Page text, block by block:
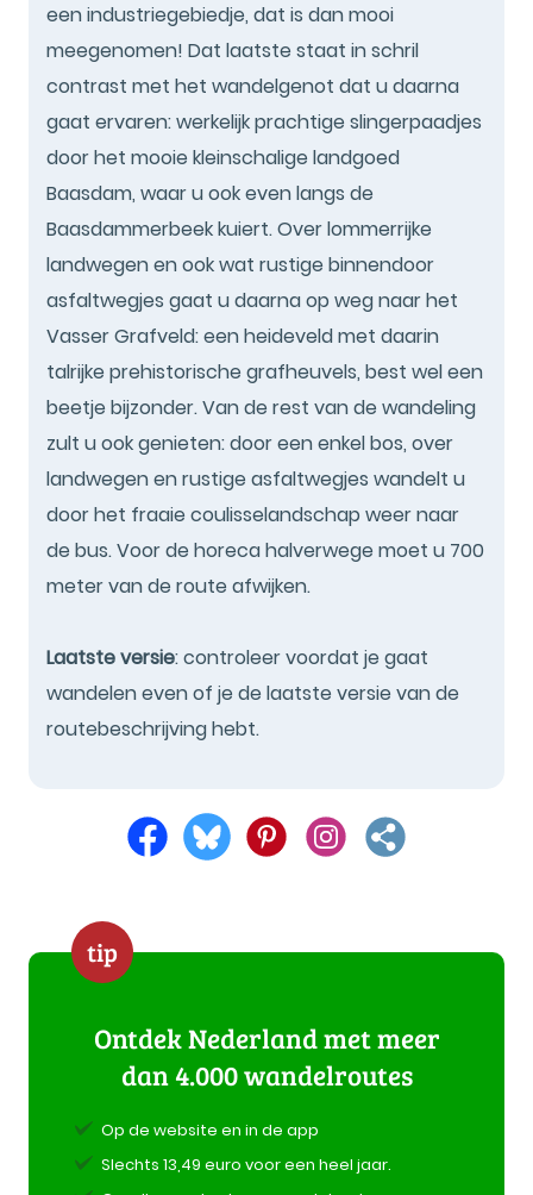
een industriegebiedje, dat is dan mooi
meegenomen! Dat laatste staat in schril
contrast met het wandelgenot dat u daarna
gaat ervaren: werkelijk prachtige slingerpaadjes
door het mooie kleinschalige landgoed
Baasdam, waar u ook even langs de
Baasdammerbeek kuiert. Over lommerrijke
landwegen en ook wat rustige binnendoor
asfaltwegjes gaat u daarna op weg naar het
Vasser Grafveld: een heideveld met daarin
talrijke prehistorische grafheuvels, best wel een
beetje bijzonder. Van de rest van de wandeling
zult u ook genieten: door een enkel bos, over
landwegen en rustige asfaltwegjes wandelt u
door het fraaie coulisselandschap weer naar
de bus. Voor de horeca halverwege moet u 700
meter van de route afwijken.
Laatste versie: controleer voordat je gaat
wandelen even of je de laatste versie van de
routebeschrijving hebt.
tip
Ontdek Nederland met meer
dan 4.000 wandelroutes
Op de website en in de app
Slechts 13,49 euro voor een heel jaar.